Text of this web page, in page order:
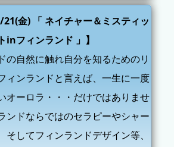
金) 「 ネイチャー＆ミスティッ
inフィンランド 」】
の自然に触れ自分を知るためのリ
ィンランドと言えば、一生に一度
オーロラ・・・だけではありませ
ンドならではのセラピーやシャー
そしてフィンランドデザイン等、